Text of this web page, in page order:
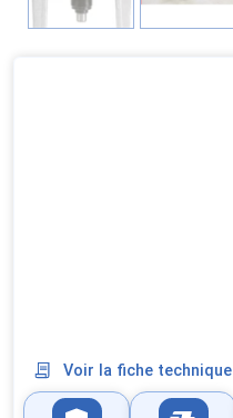
Voir la fiche technique